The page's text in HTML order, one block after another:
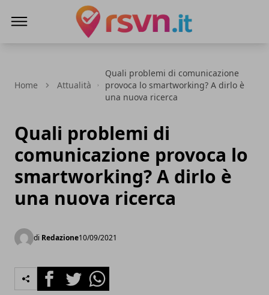
Home Attualità
Quali problemi di comunicazione
provoca lo smartworking? A dirlo è
una nuova ricerca
Quali problemi di
comunicazione provoca lo
smartworking? A dirlo è
una nuova ricerca
di Redazione10/09/2021
FacebookTwitterWhatsapp